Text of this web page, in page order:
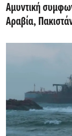
Αμυντική
Αραβία,